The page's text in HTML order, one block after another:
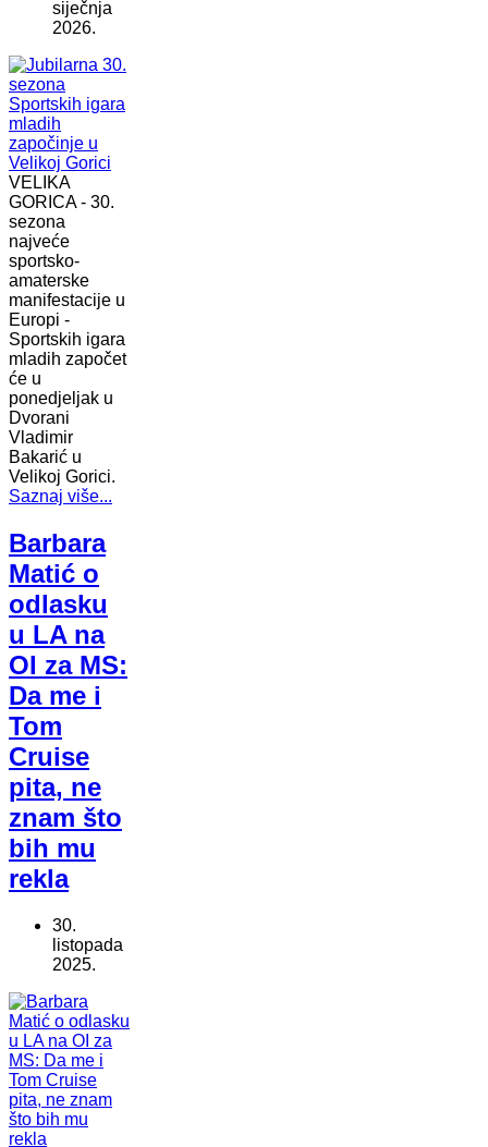
siječnja
2026.
VELIKA
GORICA - 30.
sezona
najveće
sportsko-
amaterske
manifestacije u
Europi -
Sportskih igara
mladih započet
će u
ponedjeljak u
Dvorani
Vladimir
Bakarić u
Velikoj Gorici.
Saznaj više...
Barbara
Matić o
odlasku
u LA na
OI za MS:
Da me i
Tom
Cruise
pita, ne
znam što
bih mu
rekla
30.
listopada
2025.